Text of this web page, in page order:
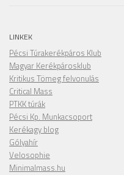
LINKEK
Pécsi Túrakerékpáros Klub
Magyar Kerékpárosklub
Kritikus Tömeg felvonulás
Critical Mass
PTKK túrák
Pécsi Kp. Munkacsoport
Kerékagy blog
Gólyahír
Velosophie
Minimalmass.hu